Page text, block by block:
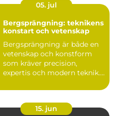
05. jul
Bergsprängning: teknikens
konstart och vetenskap
Bergsprängning är både en
vetenskap och konstform
som kräver precision,
expertis och modern teknik.
15. jun